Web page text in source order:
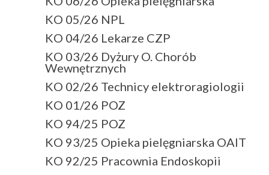
KO 05/26 NPL
KO 04/26 Lekarze CZP
KO 03/26 Dyżury O. Chorób
Wewnętrznych
KO 02/26 Technicy elektroragiologii
KO 01/26 POZ
KO 94/25 POZ
KO 93/25 Opieka pielęgniarska OAIT
KO 92/25 Pracownia Endoskopii